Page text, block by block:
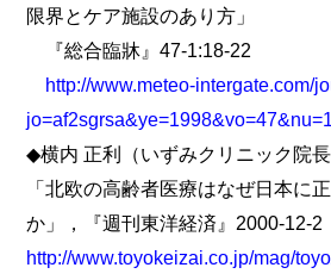
限界とケア施設のあり方」
『総合臨牀』47-1:18-22
http://www.meteo-intergate.com/
jo=af2sgrsa&ye=1998&vo=47&nu=1
◆横内 正利（いずみクリニック
「北欧の高齢者医療はなぜ日本に
か」，『週刊東洋経済』2000-12-2
http://www.toyokeizai.co.jp/mag/